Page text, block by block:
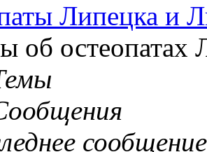
Липецка и
об остеопатах
сообщение